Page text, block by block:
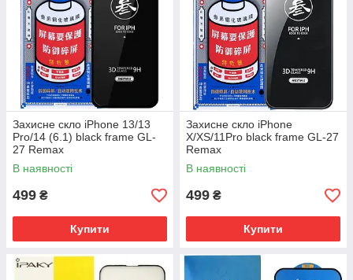
Захисне скло iPhone 13/13
Pro/14 (6.1) black frame GL-
27 Remax
В наявності
499 ₴
Купити
Захисне скло iPhone
X/XS/11Pro black frame GL-27
Remax
В наявності
499 ₴
Купити